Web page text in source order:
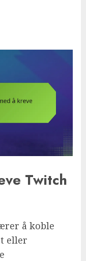
Twitch
å koble
eller